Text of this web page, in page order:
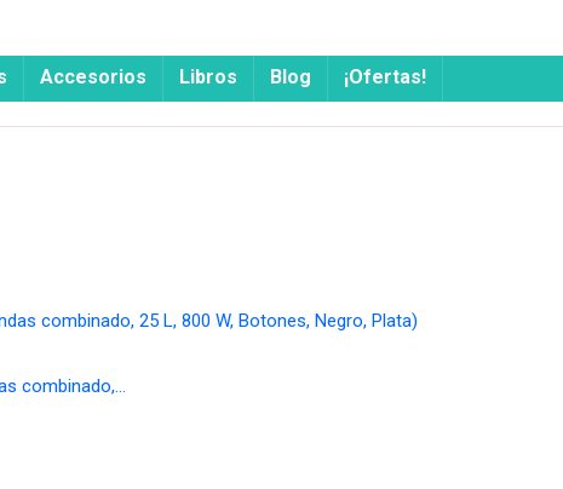
Accesorios Libros Blog ¡Ofertas!
combinado,…